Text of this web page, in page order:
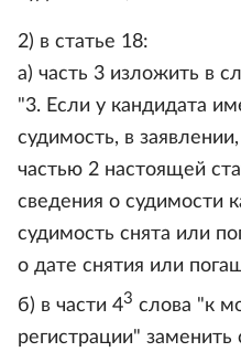
2) в статье 18:
а) часть 3 изложить в
"3. Если у кандидата
судимость, в
частью 2 настоящей
сведения о судимости
судимость снята или
о дате снятия или
б) в части 43 слова "к
регистрации"